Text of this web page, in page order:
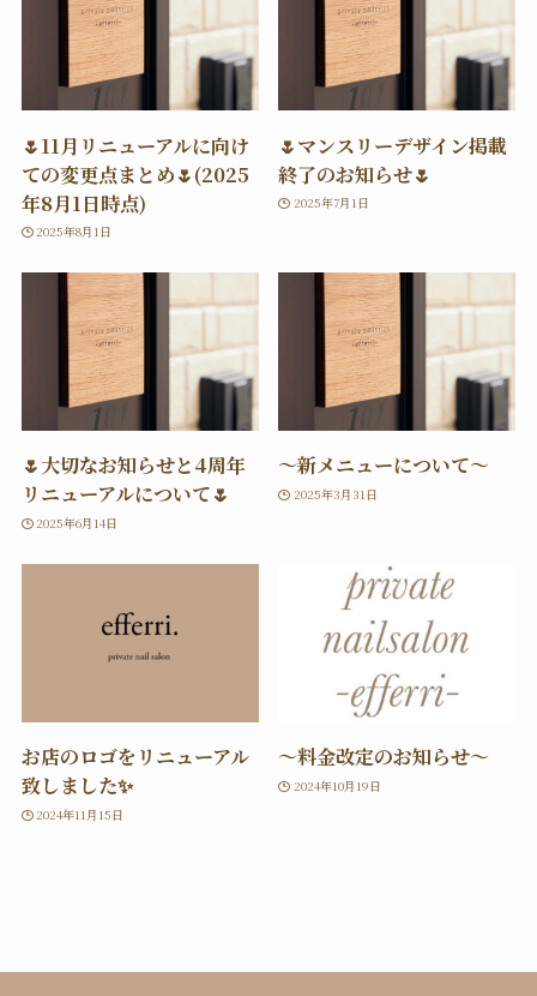
🌷11月リニューアルに向け
ての変更点まとめ🌷(2025
年8月1日時点)
2025年8月1日
🌷マンスリーデザイン掲載
終了のお知らせ🌷
2025年7月1日
🌷大切なお知らせと4周年
リニューアルについて🌷
2025年6月14日
〜新メニューについて〜
2025年3月31日
お店のロゴをリニューアル
致しました✨
2024年11月15日
〜料金改定のお知らせ〜
2024年10月19日